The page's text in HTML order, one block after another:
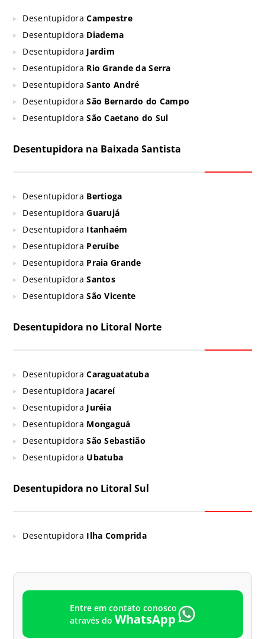
DesentupidoraCampestre
Desentupidora Diadema
Desentupidora Jardim
Desentupidora Rio Grande da Serra
DesentupidoraSanto André
DesentupidoraSão Bernardo do Campo
DesentupidoraSão Caetano do Sul
Desentupidora na Baixada Santista
Desentupidora Bertioga
DesentupidoraGuarujá
Desentupidora Itanhaém
Desentupidora Peruíbe
Desentupidora Praia Grande
DesentupidoraSantos
DesentupidoraSão Vicente
Desentupidora no Litoral Norte
DesentupidoraCaraguatatuba
Desentupidora Jacareí
Desentupidora Juréia
Desentupidora Mongaguá
DesentupidoraSão Sebastião
Desentupidora Ubatuba
Desentupidora no Litoral Sul
Desentupidora Ilha Comprida
Entre em contato conosco
através do WhatsApp